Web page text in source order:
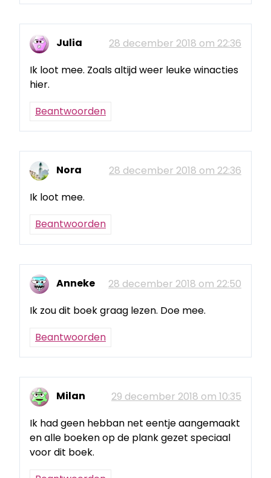
Julia
28 december 2018 om 22:36
Ik loot mee. Zoals altijd weer leuke winacties
hier.
Beantwoorden
Nora
28 december 2018 om 22:36
Ik loot mee.
Beantwoorden
Anneke
28 december 2018 om 22:50
Ik zou dit boek graag lezen. Doe mee.
Beantwoorden
Milan
29 december 2018 om 10:35
Ik had geen hebban net eentje aangemaakt
en alle boeken op de plank gezet speciaal
voor dit boek.